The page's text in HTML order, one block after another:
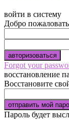
войти в систему
Добро
Forgot your
восстановление
Восстановите
Пароль будет